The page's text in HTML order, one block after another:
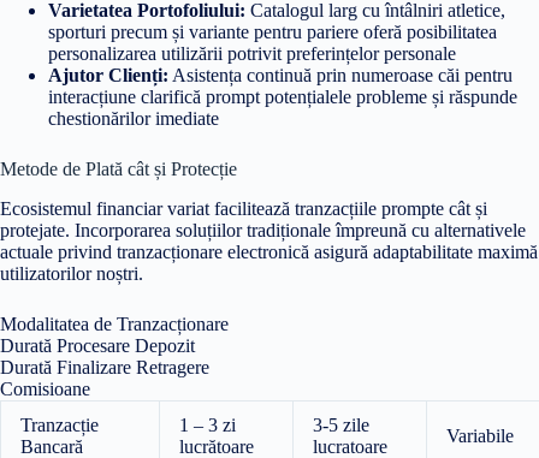
Varietatea Portofoliului: Catalogul larg cu întâlniri atletice,
sporturi precum și variante pentru pariere oferă posibilitatea
personalizarea utilizării potrivit preferințelor personale
Ajutor Clienți: Asistența continuă prin numeroase căi pentru
interacțiune clarifică prompt potențialele probleme și răspunde
chestionărilor imediate
Metode de Plată cât și Protecție
Ecosistemul financiar variat facilitează tranzacțiile prompte cât și
protejate. Incorporarea soluțiilor tradiționale împreună cu alternativele
actuale privind tranzacționare electronică asigură adaptabilitate maximă
utilizatorilor noștri.
Modalitatea de Tranzacționare
Durată Procesare Depozit
Durată Finalizare Retragere
Comisioane
Tranzacție
Bancară
1 – 3 zi
lucrătoare
3-5 zile
lucratoare
Variabile